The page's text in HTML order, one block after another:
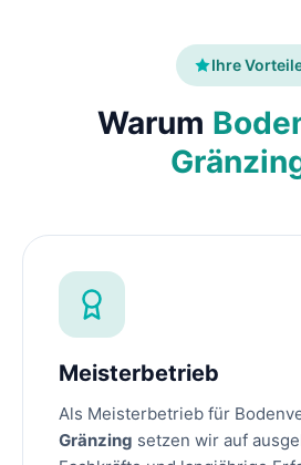
Ihre
Warum
Meisterbetrieb
Als Meisterbetrieb für
Gränzing setzen wir auf